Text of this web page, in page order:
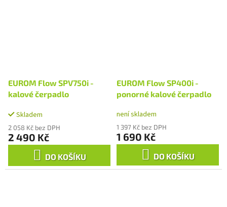
EUROM Flow SPV750i -
kalové čerpadlo
Skladem
2 058 Kč bez DPH
2 490 Kč
DO KOŠÍKU
EUROM Flow SP400i -
ponorné kalové čerpadlo
není skladem
1 397 Kč bez DPH
1 690 Kč
DO KOŠÍKU